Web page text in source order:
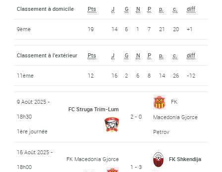
Classement à domicile Pts J G N P p. c. diff
9ème 19 14 6 1 7 21 20 +1
Classement à l'extérieur Pts J G N P p. c. diff
11ème 12 16 2 6 8 14 26 -12
9 Août 2025 -
18h30
1ère journée
FC Struga Trim-Lum
2 - 0
FK
Macedonia Gjorce
Petrov
16 Août 2025 -
18h00
FK Macedonia Gjorce
1 - 3
FK Shkendija